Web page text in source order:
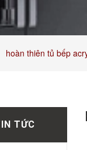
hoàn thiên tủ bếp
TỨC